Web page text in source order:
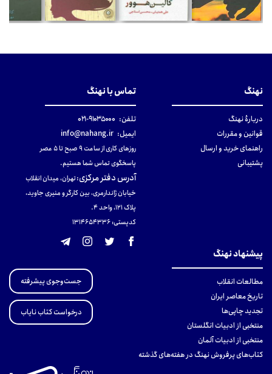
نهنگ
دربارهٔ نهنگ
قوانین و مقررات
راهنمای خرید و ارسال
پشتیبانی
تماس با نهنگ
تلفن: ۹۱۰۳۵۰۰۰-۰۲۱
ایمیل: info@nahang.ir
روزهای کاری از ساعت ۹ صبح تا ۵ عصر
پاسخگوی تماس شما هستیم.
آدرس دفتر مرکزی:تهران، میدان انقلاب
خیابان ژاندارمری، بین کارگر و منیری جاوید،
پلاک 121، واحد ۴.
کدپستی: 131465433۶
پیشنهاد نهنگ
مطالعات انقلاب
تاریخ معاصر ایران
تجدید چاپی‌ها
منتخبی از ادبیات انگلستان
منتخبی از ادبیات آلمان
کتاب‌های پرفروش نهنگ در هفته‌های گذشته
جست‌وجوی پیشرفته
درخواست کتاب نایاب